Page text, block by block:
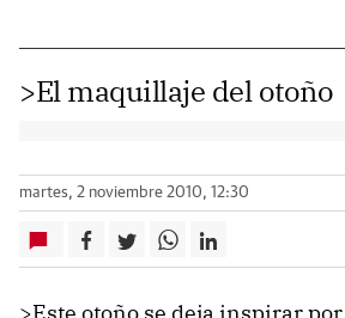
>El maquillaje del otoño
martes, 2 noviembre 2010, 12:30